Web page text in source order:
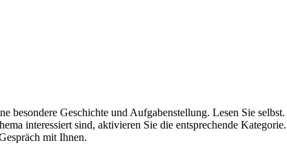
besondere Geschichte und Aufgabenstellung. Lesen Sie selbst.
interessiert sind, aktivieren Sie die entsprechende Kategorie.
mit Ihnen.